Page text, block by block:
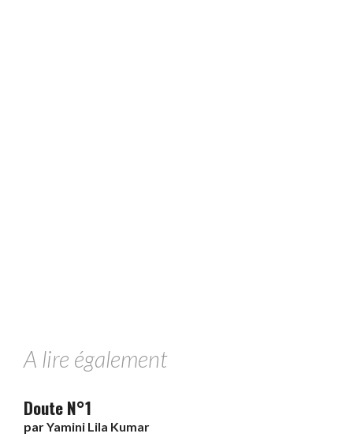
A lire également
Doute N°1
parYamini Lila Kumar